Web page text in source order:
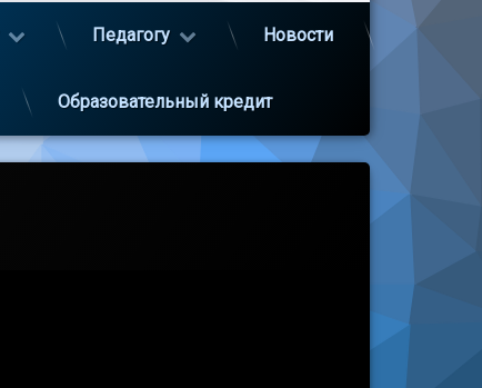
Педагогу Новости
Образовательный кредит